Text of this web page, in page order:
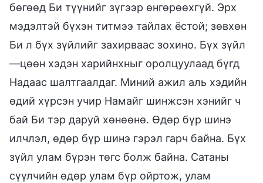
бөгөөд Би түүнийг зүгээр өнгөрөөхгүй. Эрх
мэдэлтэй бүхэн титмээ тайлах ёстой; зөвхөн
Би л бүх зүйлийг захирваас зохино. Бүх зүйл
—цөөн хэдэн харийнхныг оролцуулаад бүгд
Надаас шалтгаалдаг. Миний ажил аль хэдийн
өдий хүрсэн учир Намайг шинжсэн хэнийг ч
бай Би тэр даруй хөнөөнө. Өдөр бүр шинэ
илчлэл, өдөр бүр шинэ гэрэл гарч байна. Бүх
зүйл улам бүрэн төгс болж байна. Сатаны
сүүлчийн өдөр улам бүр ойртож, улам